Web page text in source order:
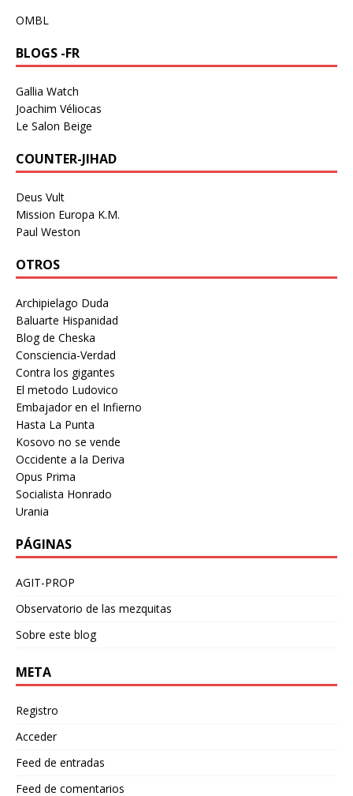
OMBL
BLOGS -FR
Gallia Watch
Joachim Véliocas
Le Salon Beige
COUNTER-JIHAD
Deus Vult
Mission Europa K.M.
Paul Weston
OTROS
Archipielago Duda
Baluarte Hispanidad
Blog de Cheska
Consciencia-Verdad
Contra los gigantes
El metodo Ludovico
Embajador en el Infierno
Hasta La Punta
Kosovo no se vende
Occidente a la Deriva
Opus Prima
Socialista Honrado
Urania
PÁGINAS
AGIT-PROP
Observatorio de las mezquitas
Sobre este blog
META
Registro
Acceder
Feed de entradas
Feed de comentarios